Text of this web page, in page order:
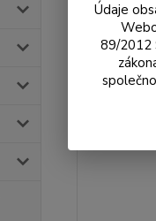
Údaje
89/2012